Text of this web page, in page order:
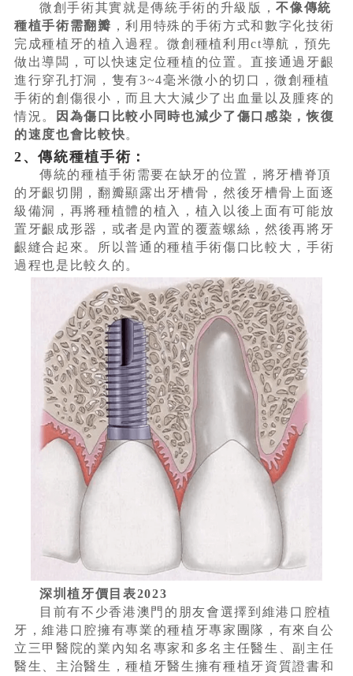
微創手術其實就是傳統手術的升級版，不像傳統
種植手術需翻瓣 ，利用特殊的手術方式和數字化技術
完成種植牙的植入過程。微創種植利用ct導航，預先
做出導闆，可以快速定位種植的位置。直接通過牙齦
進行穿孔打洞，隻有3~4毫米微小的切口，微創種植
手術的創傷很小，而且大大減少了出血量以及腫疼的
情況。
因為傷口比較小同時也減少了傷口感染，恢復
的速度也會比較快。
2、傳統種植手術：
傳統的種植手術需要在缺牙的位置，將牙槽脊頂
的牙齦切開，翻瓣顯露出牙槽骨，然後牙槽骨上面逐
級備洞，再將種植體的植入，植入以後上面有可能放
置牙齦成形器，或者是內置的覆蓋螺絲，然後再將牙
齦縫合起來。所以普通的種植手術傷口比較大，手術
過程也是比較久的。
深圳植牙價目表2023
目前有不少香港澳門的朋友會選擇到維港口腔植
牙，維港口腔擁有專業的種植牙專家團隊，有來自公
立三甲醫院的業內知名專家和多名主任醫生、副主任
醫生、主治醫生，種植牙醫生擁有種植牙資質證書和